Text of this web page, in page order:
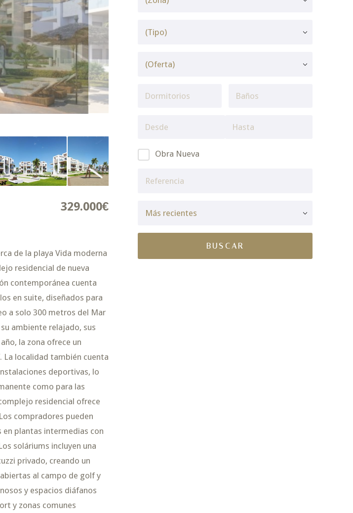
329.000€
de la playa Vida moderna
residencial de nueva
contemporánea cuenta
en suite, diseñados para
a solo 300 metros del Mar
ambiente relajado, sus
la zona ofrece un
localidad también cuenta
deportivas, lo
como para las
residencial ofrece
compradores pueden
plantas intermedias con
soláriums incluyen una
privado, creando un
al campo de golf y
y espacios diáfanos
y zonas comunes
Obra Nueva